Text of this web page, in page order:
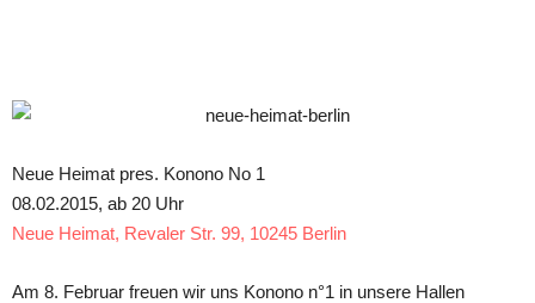
Neue Heimat pres. Konono No 1
08.02.2015, ab 20 Uhr
Neue Heimat, Revaler Str. 99, 10245 Berlin
Am 8. Februar freuen wir uns Konono n°1 in unsere Hallen